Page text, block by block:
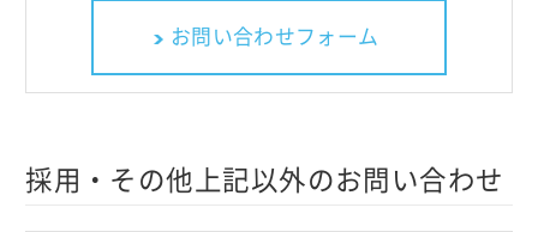
お問い合わせフォーム
採用・その他上記以外のお問い合わせ